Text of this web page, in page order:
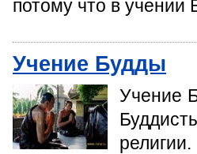
потому что в учении
Учение Будды
Учение